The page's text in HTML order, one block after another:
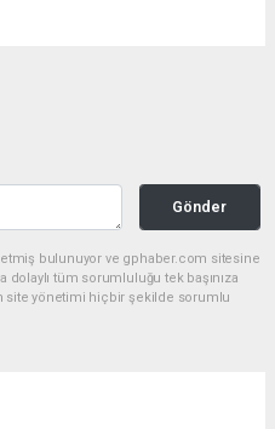
Gönder
etmiş bulunuyor ve gphaber.com sitesine
dolaylı tüm sorumluluğu tek başınıza
site yönetimi hiçbir şekilde sorumlu